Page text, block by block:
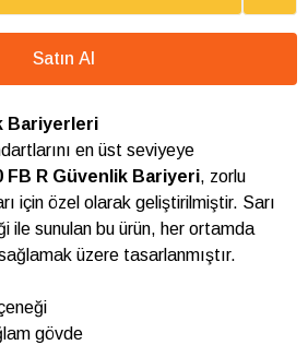
Satın Al
Bariyerleri
en üst seviyeye
FB R Güvenlik Bariyeri, zorlu
için özel olarak geliştirilmiştir. Sarı
ile sunulan bu ürün, her ortamda
üzere tasarlanmıştır.
gövde